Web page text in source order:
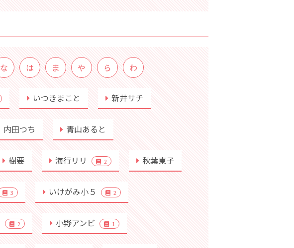
な は ま や ら わ
いつきまこと 新井サチ
内田つち 青山あると
樹要 海行リリ 2 秋葉東子
3 いけがみ小５ 2
2 小野アンビ 1